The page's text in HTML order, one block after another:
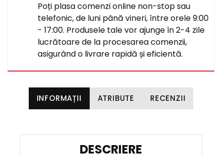
Poți plasa comenzi online non-stop sau
telefonic, de luni până vineri, între orele 9:00
- 17:00. Produsele tale vor ajunge în 2-4 zile
lucrătoare de la procesarea comenzii,
asigurând o livrare rapidă și eficientă.
INFORMAȚII ATRIBUTE RECENZII